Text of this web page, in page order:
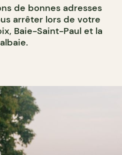
de bonnes adresses
arrêter lors de votre
Baie-Saint-Paul et la